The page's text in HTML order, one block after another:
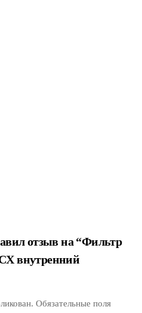
отзыв на “Фильтр
внутренний
Обязательные поля